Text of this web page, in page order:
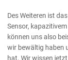
Des Weiteren ist
Sensor,
können uns also
wir bewältig haben
hat. Wir wissen